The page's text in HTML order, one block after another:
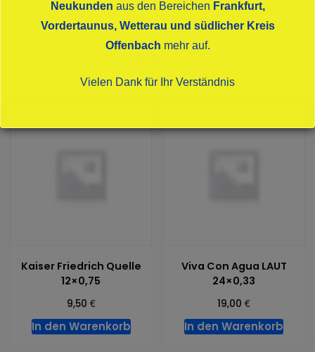
Kaiser Friedrich Quelle
12×0,75
9,50 €
In den Warenkorb
Viva Con Agua LAUT
24×0,33
19,00€
In den Warenkorb
Neukunden aus den Bereichen Frankfurt,
Vordertaunus, Wetterau und südlicher Kreis
Offenbach mehr auf.
Vielen Dank für Ihr Verständnis
Dies schließt sich in16Sekunden